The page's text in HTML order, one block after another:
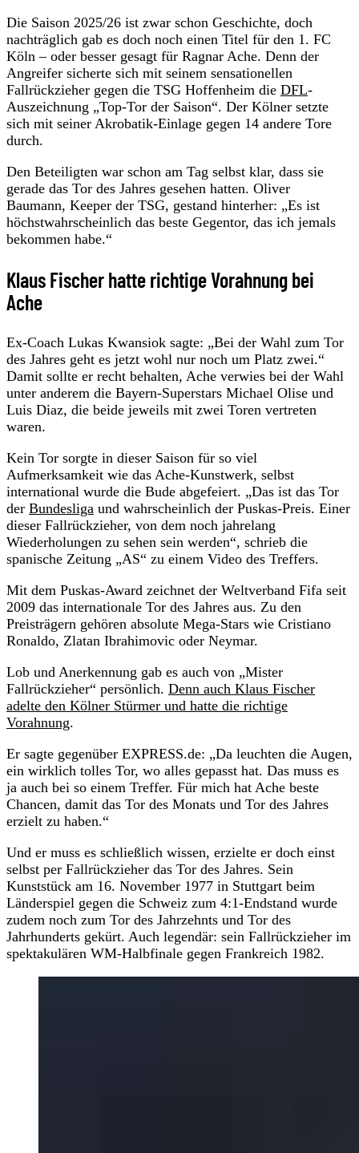
Die Saison 2025/26 ist zwar schon Geschichte, doch
nachträglich gab es doch noch einen Titel für den 1. FC
Köln – oder besser gesagt für Ragnar Ache. Denn der
Angreifer sicherte sich mit seinem sensationellen
Fallrückzieher gegen die TSG Hoffenheim die DFL-
Auszeichnung „Top-Tor der Saison“. Der Kölner setzte
sich mit seiner Akrobatik-Einlage gegen 14 andere Tore
durch.
Den Beteiligten war schon am Tag selbst klar, dass sie
gerade das Tor des Jahres gesehen hatten. Oliver
Baumann, Keeper der TSG, gestand hinterher: „Es ist
höchstwahrscheinlich das beste Gegentor, das ich jemals
bekommen habe.“
Klaus Fischer hatte richtige Vorahnung bei
Ache
Ex-Coach Lukas Kwansiok sagte: „Bei der Wahl zum Tor
des Jahres geht es jetzt wohl nur noch um Platz zwei.“
Damit sollte er recht behalten, Ache verwies bei der Wahl
unter anderem die Bayern-Superstars Michael Olise und
Luis Diaz, die beide jeweils mit zwei Toren vertreten
waren.
Kein Tor sorgte in dieser Saison für so viel
Aufmerksamkeit wie das Ache-Kunstwerk, selbst
international wurde die Bude abgefeiert. „Das ist das Tor
der Bundesliga und wahrscheinlich der Puskas-Preis. Einer
dieser Fallrückzieher, von dem noch jahrelang
Wiederholungen zu sehen sein werden“, schrieb die
spanische Zeitung „AS“ zu einem Video des Treffers.
Mit dem Puskas-Award zeichnet der Weltverband Fifa seit
2009 das internationale Tor des Jahres aus. Zu den
Preisträgern gehören absolute Mega-Stars wie Cristiano
Ronaldo, Zlatan Ibrahimovic oder Neymar.
Lob und Anerkennung gab es auch von „Mister
Fallrückzieher“ persönlich. Denn auch Klaus Fischer
adelte den Kölner Stürmer und hatte die richtige
Vorahnung.
Er sagte gegenüber EXPRESS.de: „Da leuchten die Augen,
ein wirklich tolles Tor, wo alles gepasst hat. Das muss es
ja auch bei so einem Treffer. Für mich hat Ache beste
Chancen, damit das Tor des Monats und Tor des Jahres
erzielt zu haben.“
Und er muss es schließlich wissen, erzielte er doch einst
selbst per Fallrückzieher das Tor des Jahres. Sein
Kunststück am 16. November 1977 in Stuttgart beim
Länderspiel gegen die Schweiz zum 4:1-Endstand wurde
zudem noch zum Tor des Jahrzehnts und Tor des
Jahrhunderts gekürt. Auch legendär: sein Fallrückzieher im
spektakulären WM-Halbfinale gegen Frankreich 1982.